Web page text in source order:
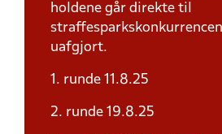
holdene går direkte til
uafgjort.
1. runde 11.8.25
2. runde 19.8.25